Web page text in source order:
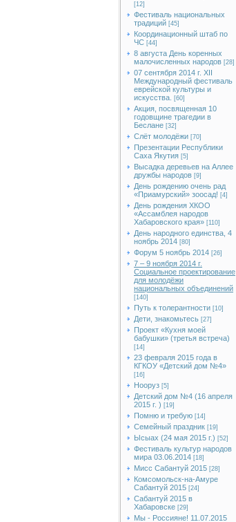
[12]
Фестиваль национальных
традиций [45]
Координационный штаб по
ЧС [44]
8 августа День коренных
малочисленных народов [28]
07 сентября 2014 г. XII
Международный фестиваль
еврейской культуры и
искусства.
[60]
Акция, посвященная 10
годовщине трагедии в
Беслане [32]
Слёт молодёжи [70]
Презентации Республики
Саха Якутия [5]
Высадка деревьев на Аллее
дружбы народов [9]
День рождению очень рад
«Приамурский» зоосад! [4]
День рождения ХКОО
«Ассамблея народов
Хабаровского края» [110]
День народного единства, 4
ноябрь 2014 [80]
Форум 5 ноябрь 2014 [26]
7 – 9 ноября 2014 г.
Социальное проектирование
для молодёжи
национальных объединений
[140]
Путь к толерантности [10]
Дети, знакомьтесь [27]
Проект «Кухня моей
бабушки» (третья встреча)
[14]
23 февраля 2015 года в
КГКОУ «Детский дом №4»
[16]
Нооруз [5]
Детский дом №4 (16 апреля
2015 г. ) [19]
Помню и требую [14]
Семейный праздник [19]
Ысыах (24 мая 2015 г.) [52]
Фестиваль культур народов
мира 03.06.2014 [18]
Мисс Сабантуй 2015 [28]
Комсомольск-на-Амуре
Сабантуй 2015 [24]
Сабантуй 2015 в
Хабаровске [29]
Мы - Россияне! 11.07.2015